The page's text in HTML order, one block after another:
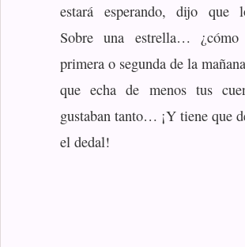
estará esperando, dijo que
Sobre una estrella…
primera o segunda de la
que echa de menos tus
gustaban tanto… ¡Y tiene que
el dedal!